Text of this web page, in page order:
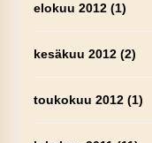
elokuu 2012(1)
kesäkuu 2012(2)
toukokuu 2012(1)